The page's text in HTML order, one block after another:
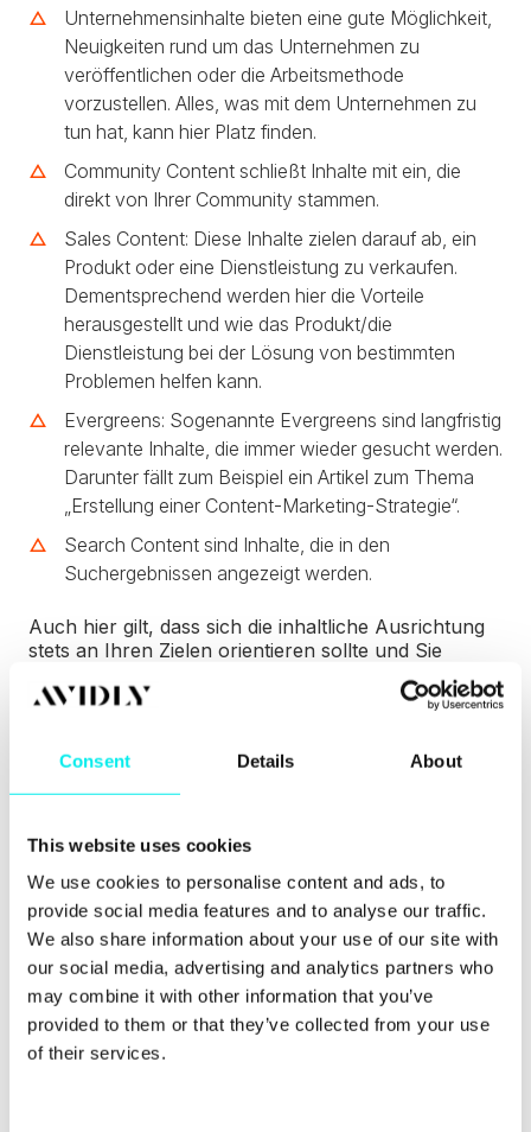
Consent Details About
This website uses cookies
We use cookies to personalise content and ads, to
provide social media features and to analyse our traffic.
We also share information about your use of our site with
our social media, advertising and analytics partners who
may combine it with other information that you’ve
provided to them or that they’ve collected from your use
of their services.
Unternehmensinhalte bieten eine gute Möglichkeit,
Neuigkeiten rund um das Unternehmen zu
veröffentlichen oder die Arbeitsmethode
vorzustellen. Alles, was mit dem Unternehmen zu
tun hat, kann hier Platz finden.
Community Content schließt Inhalte mit ein, die
direkt von Ihrer Community stammen.
Sales Content: Diese Inhalte zielen darauf ab, ein
Produkt oder eine Dienstleistung zu verkaufen.
Dementsprechend werden hier die Vorteile
herausgestellt und wie das Produkt/die
Dienstleistung bei der Lösung von bestimmten
Problemen helfen kann.
Evergreens: Sogenannte Evergreens sind langfristig
relevante Inhalte, die immer wieder gesucht werden.
Darunter fällt zum Beispiel ein Artikel zum Thema
„Erstellung einer Content-Marketing-Strategie“.
Search Content sind Inhalte, die in den
Suchergebnissen angezeigt werden.
Auch hier gilt, dass sich die inhaltliche Ausrichtung
stets an Ihren Zielen orientieren sollte und Sie
mehrere Optionen auswählen können, damit Sie
eine interessante Mischung aus verschiedenen
Egal, ob Podcast, Video oder Blogartikel: Neben
dem Inhalt sollte auch die Qualität festgelegt werden.
In diesem Fall ist mit Qualität nicht die des Inhalts an
sich gemeint, sondern die Länge beziehungsweise
Ausführlichkeit, mit welcher der Inhalt präsentiert
wird. Die Qualität wird in folgende Kategorien
unterteilt: